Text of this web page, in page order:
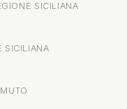
SICILIANA
SICILIANA